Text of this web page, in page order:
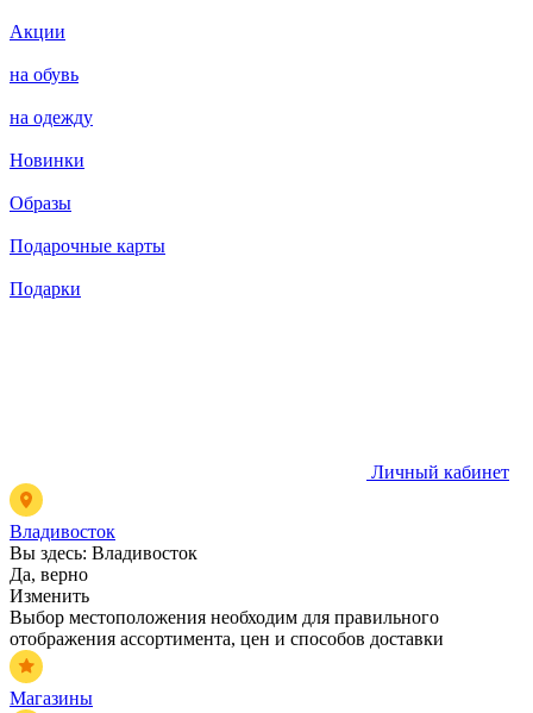
Акции
на обувь
на одежду
Новинки
Образы
Подарочные карты
Подарки
Личный кабинет
Владивосток
Вы здесь: Владивосток
Да, верно
Изменить
Выбор местоположения необходим для правильного
отображения ассортимента, цен и способов доставки
Магазины